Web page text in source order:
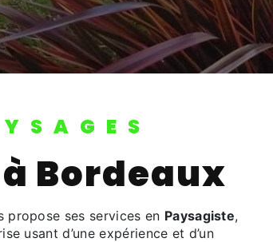
Bordeaux
propose ses services en Paysagiste,
usant d’une expérience et d’un